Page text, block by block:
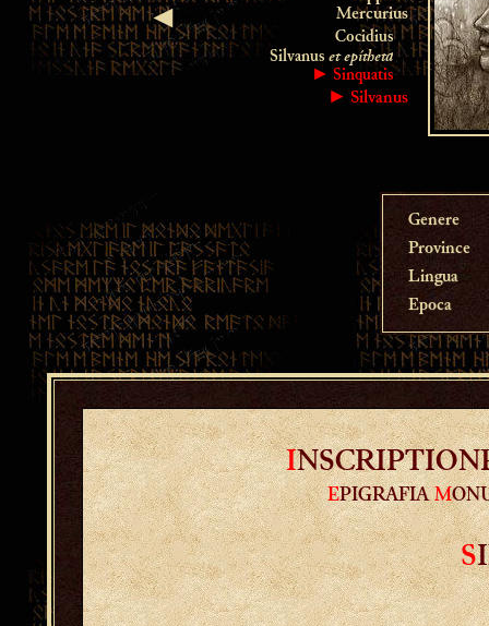
◄
Mercurius
Cocidius
Silvanus et epítheta
► Sinquatis
► Silvanus
Genere
Province
Lingua
Epoca
I
EPIGRAFIAM
S